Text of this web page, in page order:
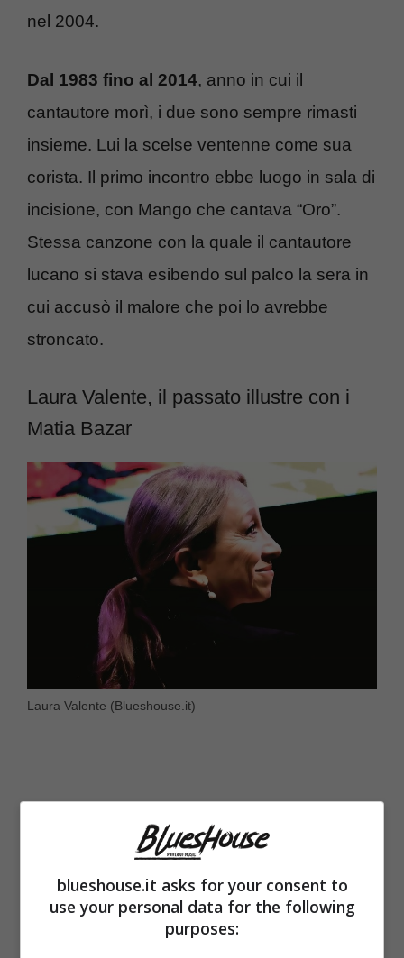
nel 2004.
Dal 1983 fino al 2014, anno in cui il
cantautore morì, i due sono sempre rimasti
insieme. Lui la scelse ventenne come sua
corista. Il primo incontro ebbe luogo in sala di
incisione, con Mango che cantava “Oro”.
Stessa canzone con la quale il cantautore
lucano si stava esibendo sul palco la sera in
cui accusò il malore che poi lo avrebbe
stroncato.
Laura Valente, il passato illustre con i
Matia Bazar
Laura Valente (Blueshouse.it)
blueshouse.it asks for your consent to
use your personal data for the following
purposes: